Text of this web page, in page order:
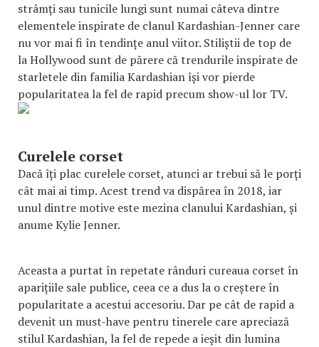
strâmți sau tunicile lungi sunt numai câteva dintre
elementele inspirate de clanul Kardashian-Jenner care
nu vor mai fi în tendințe anul viitor. Stiliștii de top de
la Hollywood sunt de părere că trendurile inspirate de
starletele din familia Kardashian își vor pierde
popularitatea la fel de rapid precum show-ul lor TV.
Curelele corset
Dacă îți plac curelele corset, atunci ar trebui să le porți
cât mai ai timp. Acest trend va dispărea în 2018, iar
unul dintre motive este mezina clanului Kardashian, și
anume Kylie Jenner.
Aceasta a purtat în repetate rânduri cureaua corset în
aparițiile sale publice, ceea ce a dus la o creștere în
popularitate a acestui accesoriu. Dar pe cât de rapid a
devenit un must-have pentru tinerele care apreciază
stilul Kardashian, la fel de repede a ieșit din lumina